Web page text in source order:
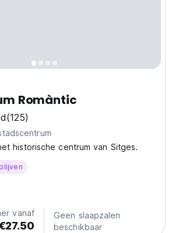
Romàntic
(125)
historische centrum van Sitges.
vanaf
Geen slaapzalen
beschikbaar